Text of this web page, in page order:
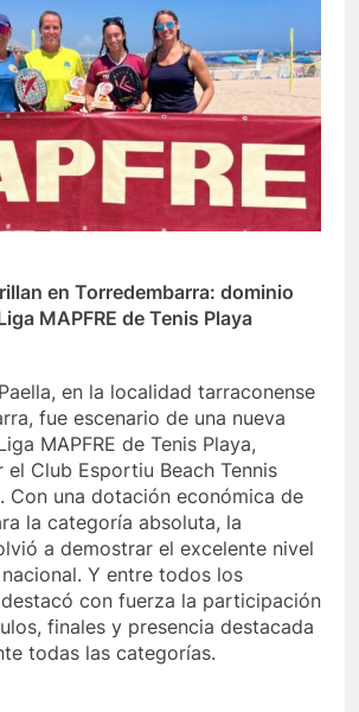
en Torredembarra: dominio
MAPFRE de Tenis Playa
en la localidad tarraconense
fue escenario de una nueva
MAPFRE de Tenis Playa,
Club Esportiu Beach Tennis
Con una dotación económica de
la categoría absoluta, la
a demostrar el excelente nivel
Y entre todos los
con fuerza la participación
finales y presencia destacada
todas las categorías.